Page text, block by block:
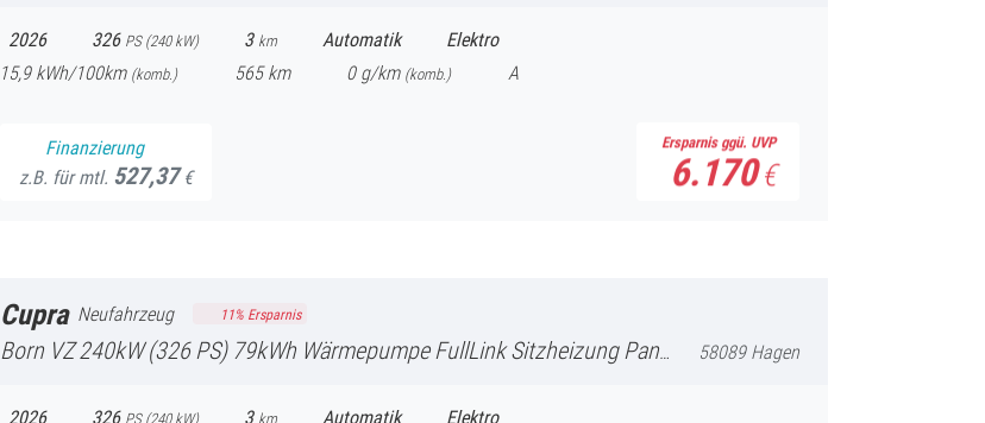
2026 326 PS (240kW) 3 km Automatik
Elektro
15,9 kWh/100km (komb.) 565 km 0 g/km (komb.) A
Finanzierung
z.B. für mtl. 527,37€
Ersparnis ggü. UVP
6.170 €
Cupra Neufahrzeug 11% Ersparnis
Born VZ 240kW (326 PS) 79kWh Wärmepumpe FullLink Sitzheizung Panoramadach Supersport-Schalensit 58089 Hagen
2026 326 PS (240kW) 3 km Automatik
Elektro